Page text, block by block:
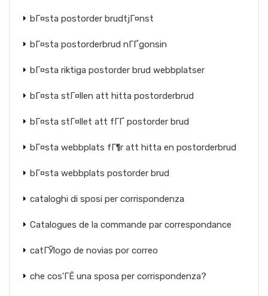
bГ¤sta postorder brudtjГ¤nst
bГ¤sta postorderbrud nГҐgonsin
bГ¤sta riktiga postorder brud webbplatser
bГ¤sta stГ¤llen att hitta postorderbrud
bГ¤sta stГ¤llet att fГҐ postorder brud
bГ¤sta webbplats fГ¶r att hitta en postorderbrud
bГ¤sta webbplats postorder brud
cataloghi di sposi per corrispondenza
Catalogues de la commande par correspondance
catГЎlogo de novias por correo
che cos'ГЁ una sposa per corrispondenza?